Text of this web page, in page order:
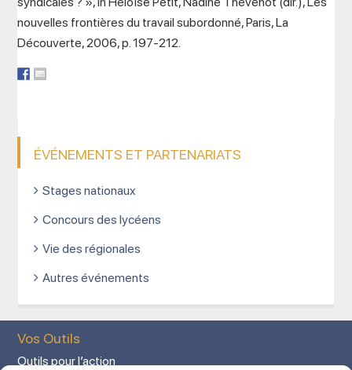
nouvelles frontières du travail subordonné, Paris, La
Découverte, 2006, p. 197-212.
ÉVÉNEMENTS ET PARTENARIATS
Stages nationaux
Concours des lycéens
Vie des régionales
Autres événements
Vos Outils
Outils pour l’action